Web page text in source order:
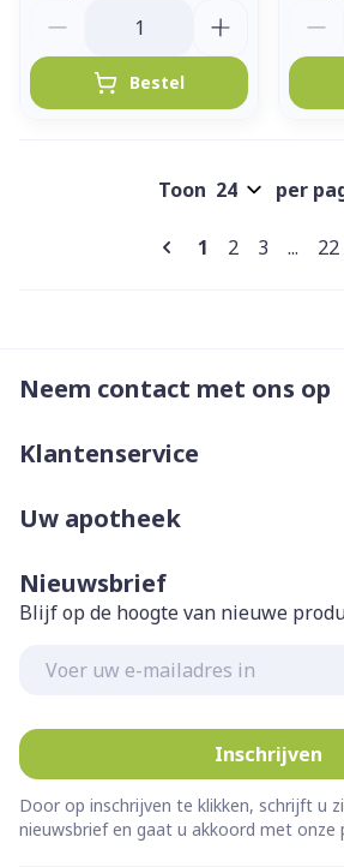
Bestel
Pagina's
U lees
1 Pagina
2 Pagina
3 ... 22
Toon per
Neem contact met ons op
Klantenservice
Uw apotheek
Nieuwsbrief
Blijf op de hoogte van nieuwe
Inschrijven
Door op inschrijven te klikken, schrijft u
nieuwsbrief en gaat u akkoord met onze